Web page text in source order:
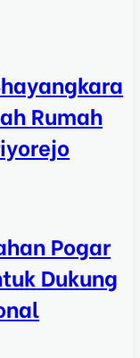
Rumah
Pogar
Dukung